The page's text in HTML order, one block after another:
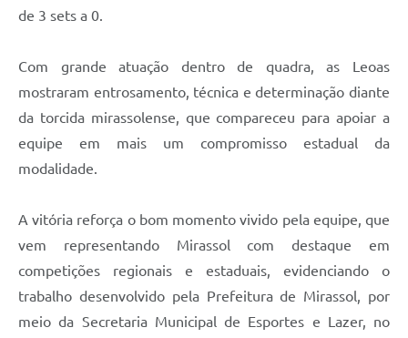
de 3 sets a 0.
Com grande atuação dentro de quadra, as Leoas
mostraram entrosamento, técnica e determinação diante
da torcida mirassolense, que compareceu para apoiar a
equipe em mais um compromisso estadual da
modalidade.
A vitória reforça o bom momento vivido pela equipe, que
vem representando Mirassol com destaque em
competições regionais e estaduais, evidenciando o
trabalho desenvolvido pela Prefeitura de Mirassol, por
meio da Secretaria Municipal de Esportes e Lazer, no